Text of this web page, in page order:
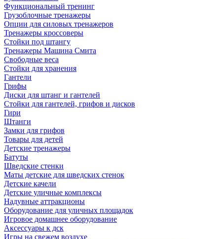
Функциональный тренинг
Грузоблочные тренажеры
Опции для силовых тренажеров
Тренажеры кроссоверы
Стойки под штангу
Тренажеры Машина Смита
Свободные веса
Стойки для хранения
Гантели
Грифы
Диски для штанг и гантелей
Стойки для гантелей, грифов и дисков
Гири
Штанги
Замки для грифов
Товары для детей
Детские тренажеры
Батуты
Шведские стенки
Маты детские для шведских стенок
Детские качели
Детские уличные комплексы
Надувные аттракционы
Оборудование для уличных площадок
Игровое домашнее оборудование
Аксессуары к дск
Игры на свежем воздухе